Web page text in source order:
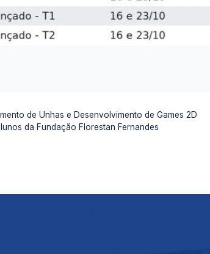
de Unhas e Desenvolvimento de Games 2D
da Fundação Florestan Fernandes